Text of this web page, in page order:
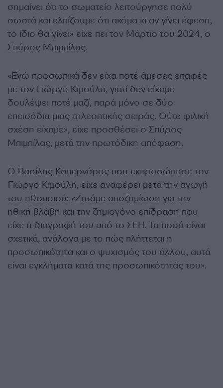
σημαίνει ότι το σωματείο λειτούργησε πολύ
σωστά και ελπίζουμε ότι ακόμα κι αν γίνει έφεση,
το ίδιο θα γίνει» είχε πει τον Μάρτιο του 2024, ο
Σπύρος Μπιμπίλας.
«Εγώ προσωπικά δεν είχα ποτέ άμεσες επαφές
με τον Γιώργο Κιμούλη, γιατί δεν είχαμε
δουλέψει ποτέ μαζί, παρά μόνο σε δύο
επεισόδια μιας τηλεοπτικής σειράς. Ούτε φιλική
σχέση είχαμε», είχε προσθέσει ο Σπύρος
Μπιμπίλας, μετά την πρωτόδικη απόφαση.
Ο Βασίλης Καπερνάρος που εκπροσώπησε τον
Γιώργο Κιμούλη, είχε αναφέρει μετά την αγωγή
του ηθοποιού: «Ζητάμε αποζημίωση για την
ηθική βλάβη και την ζημιογόνο επίδραση που
είχε η διαγραφή του από το ΣΕΗ. Τα ποσά είναι
σχετικά, ανάλογα με το πώς πλήττεται η
προσωπικότητα και ο ψυχισμός του άλλου, αυτά
είναι εγκλήματα κατά της προσωπικότητάς του».